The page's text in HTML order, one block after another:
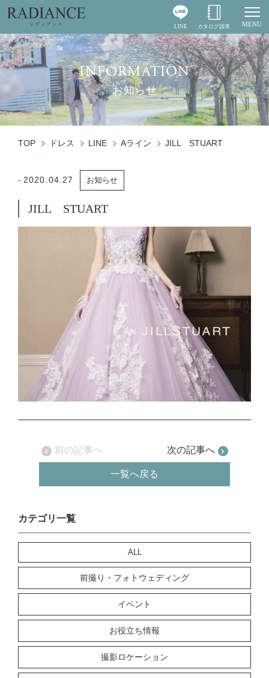
MENU
LINE カタログ請求
INFORMATION
お知らせ
TOP ドレス LINE Aライン JILL STUART
2020.04.27 お知らせ
JILL STUART
前の記事へ 次の記事へ
一覧へ戻る
カテゴリ一覧
ALL
前撮り・フォトウェディング
イベント
お役立ち情報
撮影ロケーション